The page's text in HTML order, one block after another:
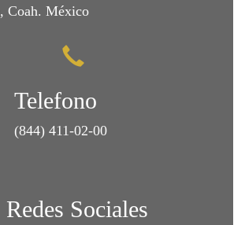
Coah. México
Telefono
(844) 411-02-00
Redes Sociales